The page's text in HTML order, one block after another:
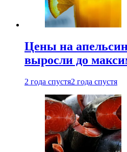
Цены на
выросли до
2 года спустя2 года спустя